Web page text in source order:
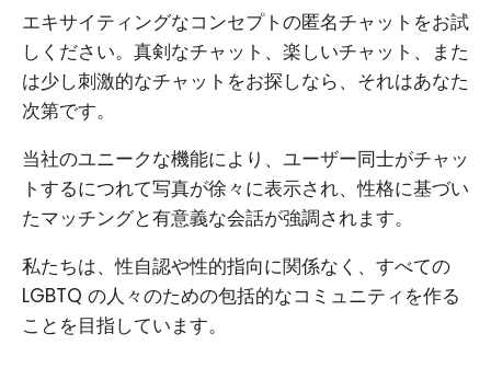
エキサイティングなコンセプトの匿名チャットをお試
しください。真剣なチャット、楽しいチャット、また
は少し刺激的なチャットをお探しなら、それはあなた
次第です。
当社のユニークな機能により、ユーザー同士がチャッ
トするにつれて写真が徐々に表示され、性格に基づい
たマッチングと有意義な会話が強調されます。
私たちは、性自認や性的指向に関係なく、すべての
LGBTQ の人々のための包括的なコミュニティを作る
ことを目指しています。